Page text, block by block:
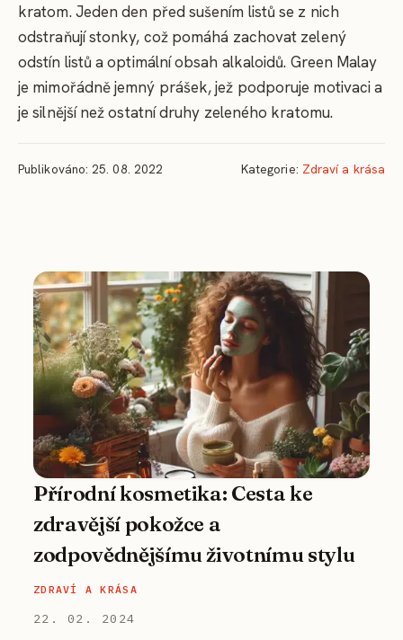
kratom. Jeden den před sušením listů se z nich
odstraňují stonky, což pomáhá zachovat zelený
odstín listů a optimální obsah alkaloidů. Green Malay
je mimořádně jemný prášek, jež podporuje motivaci a
je silnější než ostatní druhy zeleného kratomu.
Publikováno: 25. 08. 2022 Kategorie: Zdraví a krása
Přírodní kosmetika: Cesta ke
zdravější pokožce a
zodpovědnějšímu životnímu stylu
ZDRAVÍ A KRÁSA
22. 02. 2024